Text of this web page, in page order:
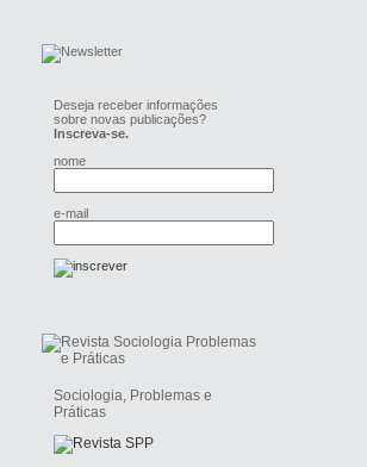
Deseja receber informações
sobre novas publicações?
Inscreva-se.
nome
e-mail
Sociologia, Problemas e
Práticas